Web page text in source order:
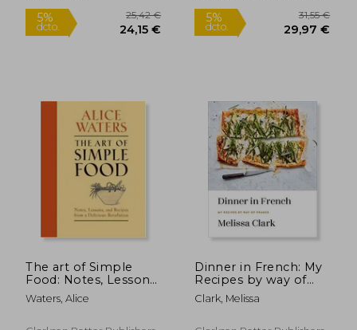
5% 35,32 € 5%
The art of Simple
Food: Notes, Lessons,
and Recipes From a
Delicious Revolution
Waters, Alice
Dinner in French: My
Recipes by way of
France: A Cookbook
(en Inglés)
Clark, Melissa